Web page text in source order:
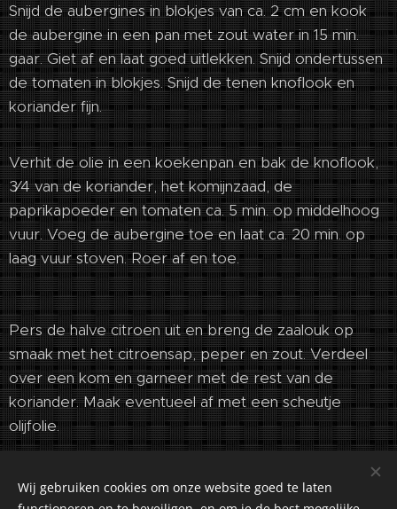
Snijd de aubergines in blokjes van ca. 2 cm en kook
de aubergine in een pan met zout water in 15 min.
gaar. Giet af en laat goed uitlekken. Snijd ondertussen
de tomaten in blokjes. Snijd de tenen knoflook en
koriander fijn.
Verhit de olie in een koekenpan en bak de knoflook,
3⁄4 van de koriander, het komijnzaad, de
paprikapoeder en tomaten ca. 5 min. op middelhoog
vuur. Voeg de aubergine toe en laat ca. 20 min. op
laag vuur stoven. Roer af en toe.
Pers de halve citroen uit en breng de zaalouk op
smaak met het citroensap, peper en zout. Verdeel
over een kom en garneer met de rest van de
koriander. Maak eventueel af met een scheutje
olijfolie.
Wij gebruiken cookies om onze website goed te laten